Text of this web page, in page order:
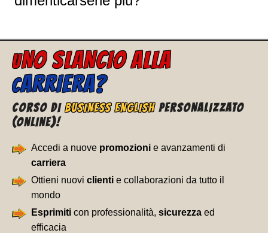
UNO SLANCIO ALLA
CARRIERA?
CORSO DI BUSINESS ENGLISHPERSONALIZZATO
(ONLINE)!
Accedi a nuove promozioni e avanzamenti di
carriera
Ottieni nuovi clienti e collaborazioni da tutto il
mondo
Esprimiti con professionalità, sicurezza ed
efficacia